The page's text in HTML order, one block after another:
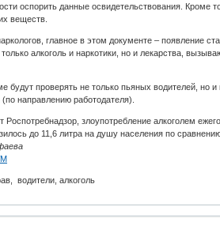
оспорить данные освидетельствования. Кроме
веществ.
главное в этом документе – появление
алкоголь и наркотики, но и лекарства,
будут проверять не только пьяных водителей, но
направлению работодателя).
Роспотребнадзор, злоупотребление алкоголем
до 11,6 литра на душу населения по
водители, алкоголь